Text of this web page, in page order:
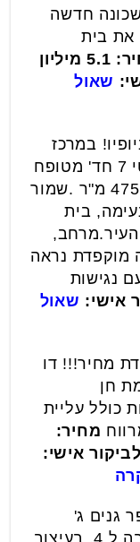
חדשה
את בית
מחיר: 5.1 מיליון
שאול
במרכז
שכונה יוקרתית ושקטה. נכס פרטי 7 חד' מטופח
במיוחד, 280 מ"ר בנוי על מגרש 475 מ"ר .שמור
בית
מוקפדת נראה
נגישות
אישי: שאול
מחיר!!! דו
חן
350 מ"ר, 3 קומות כולל עליית
מחיר:
גנים ג'